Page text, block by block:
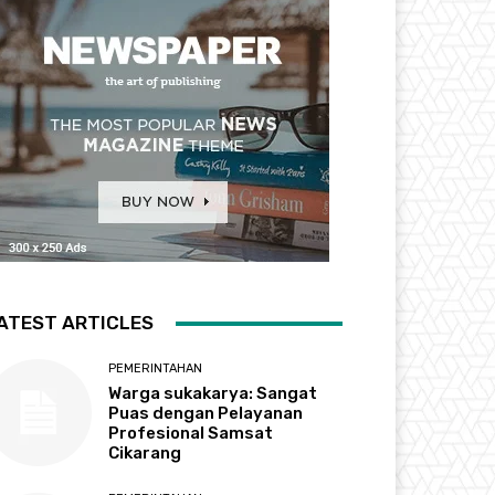
ARTICLES
PEMERINTAHAN
Warga sukakarya: Sangat
Puas dengan Pelayanan
Profesional Samsat
Cikarang